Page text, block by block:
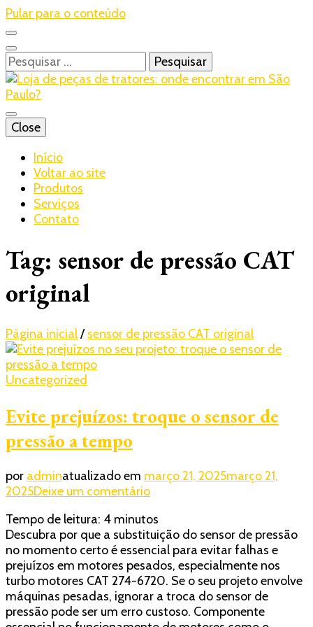
Pular para o conteúdo
Pesquisar
por:
Realtrac
Blog – Realtrac
Close
Início
Voltar ao site
Produtos
Serviços
Contato
Tag: sensor de pressão CAT
original
Página inicial/ sensor de pressão CAT original
Uncategorized
Evite prejuízos: troque o sensor de
pressão a tempo
por adminatualizado em março 21, 2025março 21,
2025Deixe um comentárioem
prejuízos:
troque
o
sensor
de
pressão
a
Tempo de leitura: 4 minutos
Descubra por que a substituição do sensor de pressão
no momento certo é essencial para evitar falhas e
prejuízos em motores pesados, especialmente nos
turbo motores CAT 274-6720. Se o seu projeto envolve
máquinas pesadas, ignorar a troca do sensor de
pressão pode ser um erro custoso. Componente